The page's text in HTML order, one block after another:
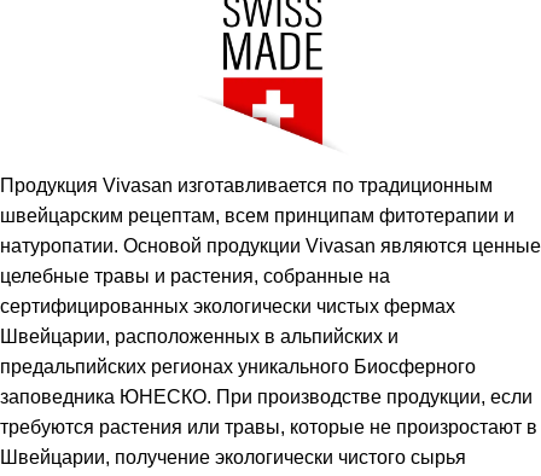
Продукция Vivasan изготавливается по традиционным
швейцарским рецептам, всем принципам фитотерапии и
натуропатии. Основой продукции Vivasan являются ценные
целебные травы и растения, собранные на
сертифицированных экологически чистых фермах
Швейцарии, расположенных в альпийских и
предальпийских регионах уникального Биосферного
заповедника ЮНЕСКО. При производстве продукции, если
требуются растения или травы, которые не произростают в
Швейцарии, получение экологически чистого сырья